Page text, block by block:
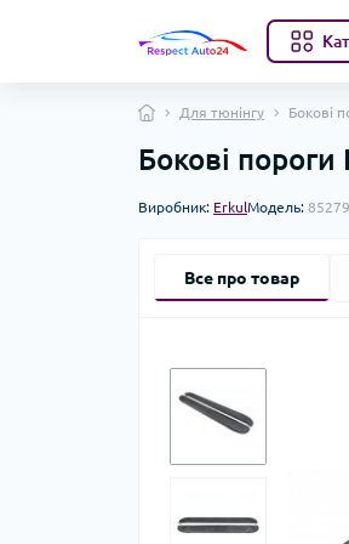
Для тюнінгу Бокові
Бокові
Виробник: ErkulМодель:
Все про товар